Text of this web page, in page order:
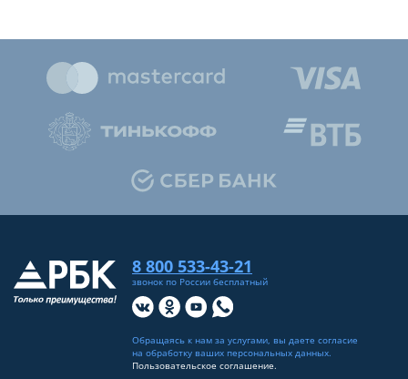
8 800 533-43-21
звонок по России бесплатный
Обращаясь к нам за услугами, вы даете согласие
на обработку ваших персональных данных.
Пользовательское соглашение.